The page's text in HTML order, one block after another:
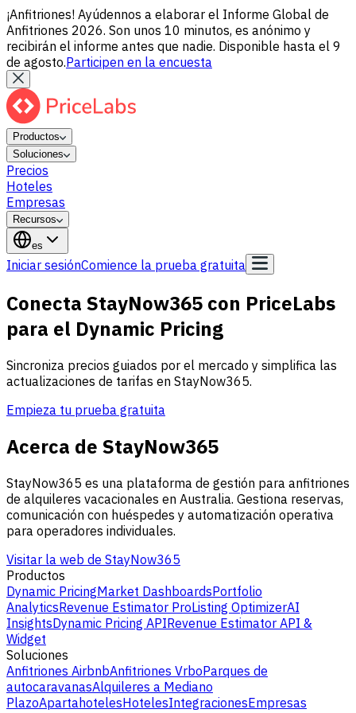
¡Anfitriones! Ayúdennos a elaborar el Informe Global de
Anfitriones 2026. Son unos 10 minutos, es anónimo y
recibirán el informe antes que nadie. Disponible hasta el 9
de agosto.Participen en la encuesta
Productos
Soluciones
Precios
Hoteles
Empresas
Recursos
es
Iniciar sesiónComience la prueba gratuita
Conecta StayNow365 con PriceLabs
para el Dynamic Pricing
Sincroniza precios guiados por el mercado y simplifica las
actualizaciones de tarifas en StayNow365.
Empieza tu prueba gratuita
Acerca de StayNow365
StayNow365 es una plataforma de gestión para anfitriones
de alquileres vacacionales en Australia. Gestiona reservas,
comunicación con huéspedes y automatización operativa
para operadores individuales.
Visitar la web de StayNow365
Productos
Dynamic PricingMarket DashboardsPortfolio
AnalyticsRevenue Estimator ProListing OptimizerAI
InsightsDynamic Pricing APIRevenue Estimator API &
Widget
Soluciones
Anfitriones AirbnbAnfitriones VrboParques de
autocaravanasAlquileres a Mediano
PlazoApartahotelesHotelesIntegracionesEmpresas